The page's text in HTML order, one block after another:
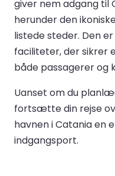
giver nem adgang til
herunder den
listede steder. Den
faciliteter, der sikrer
både passagerer og
Uanset om du
fortsætte din rejse
havnen i Catania en
indgangsport.